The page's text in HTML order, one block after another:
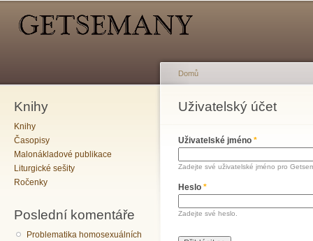
Knihy
Knihy
Časopisy
Malonákladové publikace
Liturgické sešity
Ročenky
Poslední komentáře
Problematika homosexuálních
Jste zde
Domů
Uživatelský účet
Hlavní záložky
Uživatelské jméno *
Zadejte své uživatelské jméno pro
Heslo *
Zadejte své heslo.